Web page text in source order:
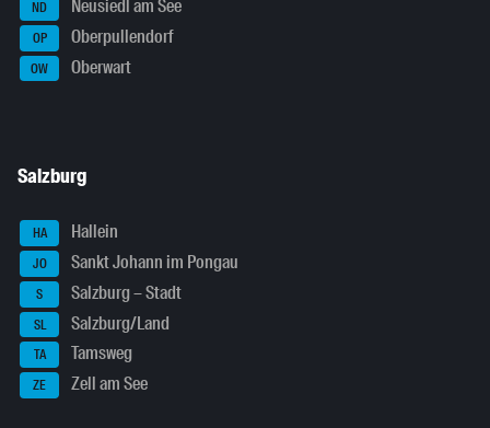
ND Neusiedl am See
OP Oberpullendorf
OW Oberwart
Salzburg
HA Hallein
JO Sankt Johann im Pongau
S Salzburg – Stadt
SL Salzburg/Land
TA Tamsweg
ZE Zell am See